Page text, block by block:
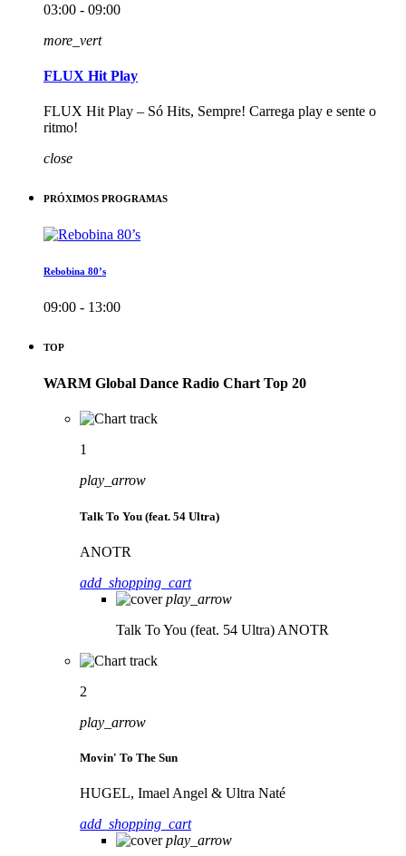
03:00 - 09:00
more_vert
FLUX Hit Play
FLUX Hit Play – Só Hits, Sempre! Carrega play e sente o
ritmo!
close
PRÓXIMOS PROGRAMAS
Rebobina 80’s
09:00 - 13:00
TOP
WARM Global Dance Radio Chart Top 20
1
play_arrow
Talk To You (feat. 54 Ultra)
ANOTR
add_shopping_cart
play_arrow
Talk To You (feat. 54 Ultra) ANOTR
2
play_arrow
Movin' To The Sun
HUGEL, Imael Angel & Ultra Naté
add_shopping_cart
play_arrow